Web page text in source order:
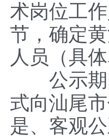
术岗位工
节，确定
人员（具
公示期间
式向汕尾
是、客观